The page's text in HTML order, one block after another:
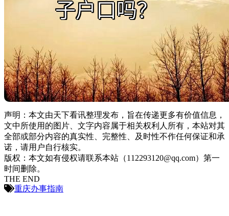
声明：本文由天下看讯整理发布，旨在传递更多有价值信息，
文中所使用的图片、文字内容属于相关权利人所有，本站对其
全部或部分内容的真实性、完整性、及时性不作任何保证和承
诺，请用户自行核实。
版权：本文如有侵权请联系本站（112293120@qq.com）第一
时间删除。
THE END
重庆办事指南